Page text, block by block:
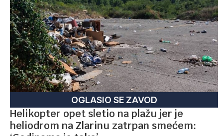
OGLASIO SE ZAVOD
Helikopter opet sletio na plažu jer je
heliodrom na Zlarinu zatrpan smećem: